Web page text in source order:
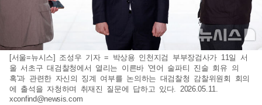
[서울=뉴시스] 조성우 기자 = 박상용 인천지검 부부장검사가 11일 서
울 서초구 대검찰청에서 열리는 이른바 '연어 술파티 진술 회유 의
혹'과 관련한 자신의 징계 여부를 논의하는 대검찰청 감찰위원회 회의
에 출석을 자청하며 취재진 질문에 답하고 있다. 2026.05.11.
xconfind@newsis.com